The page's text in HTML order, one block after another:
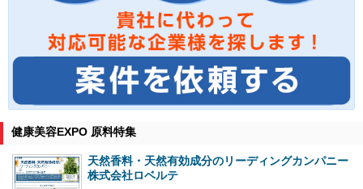
健康美容EXPO 原料特集
天然香料・天然有効成分のリーディングカンパニー
株式会社ロベルテ